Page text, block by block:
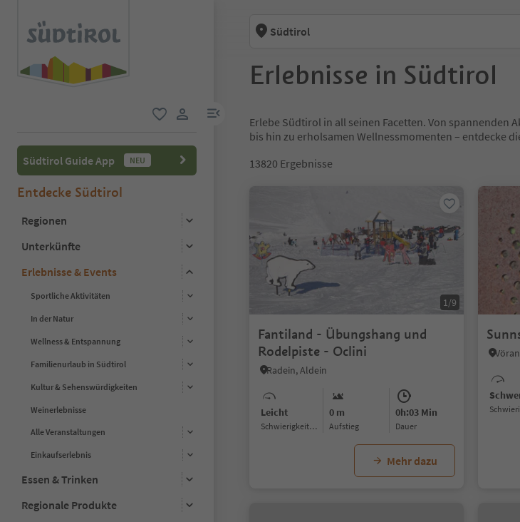
menu link
Südtirol Guide App NEU
Entdecke Südtirol
Regionen
Unterkünfte
Erlebnisse & Events
Sportliche Aktivitäten
In der Natur
Wellness & Entspannung
Familienurlaub in Südtirol
Kultur & Sehenswürdigkeiten
Weinerlebnisse
Alle Veranstaltungen
Einkaufserlebnis
Essen & Trinken
Regionale Produkte
Südtirol
Erlebnisse in Südtirol
Erlebe Südtirol in all seinen Facetten. Von
bis hin zu erholsamen Wellnessmomenten – entdecke
13820 Ergebnisse
1/9
Fantiland - Übungshang und
Rodelpiste - Oclini
Radein, Aldein
Leicht
Schwierigkeitsgrad
0 m
Aufstieg
0h:03 Min
Dauer
Mehr dazu